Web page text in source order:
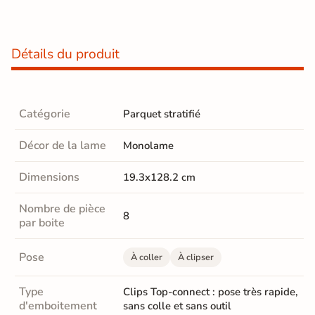
Détails du produit
Catégorie Parquet stratifié
Décor de la lame Monolame
Dimensions 19.3x128.2 cm
Nombre de pièce
par boite
8
Pose À coller À clipser
Type
d'emboitement
Clips Top-connect : pose très rapide,
sans colle et sans outil